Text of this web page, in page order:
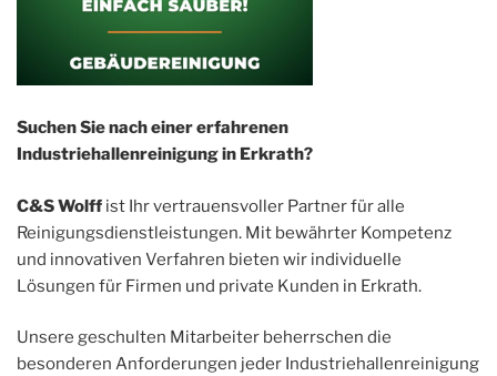
Suchen Sie nach einer erfahrenen
Industriehallenreinigung in Erkrath?
C&S Wolff ist Ihr vertrauensvoller Partner für alle
Reinigungsdienstleistungen. Mit bewährter Kompetenz
und innovativen Verfahren bieten wir individuelle
Lösungen für Firmen und private Kunden in Erkrath.
Unsere geschulten Mitarbeiter beherrschen die
besonderen Anforderungen jeder Industriehallenreinigung